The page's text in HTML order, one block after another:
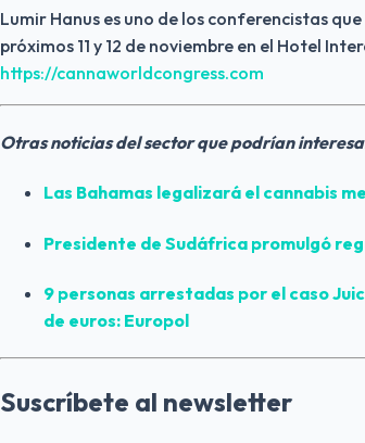
Lumir Hanus es uno de los conferencistas
https://cannaworldcongress.com
Otras noticias del sector que podrían
Las Bahamas legalizará el cannabis
Presidente de Sudáfrica promulgó
9 personas arrestadas por el caso
de euros: Europol
Suscríbete al newsletter